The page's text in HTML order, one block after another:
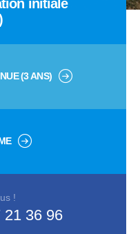
initiale
(3 ANS)
!
21 36 96